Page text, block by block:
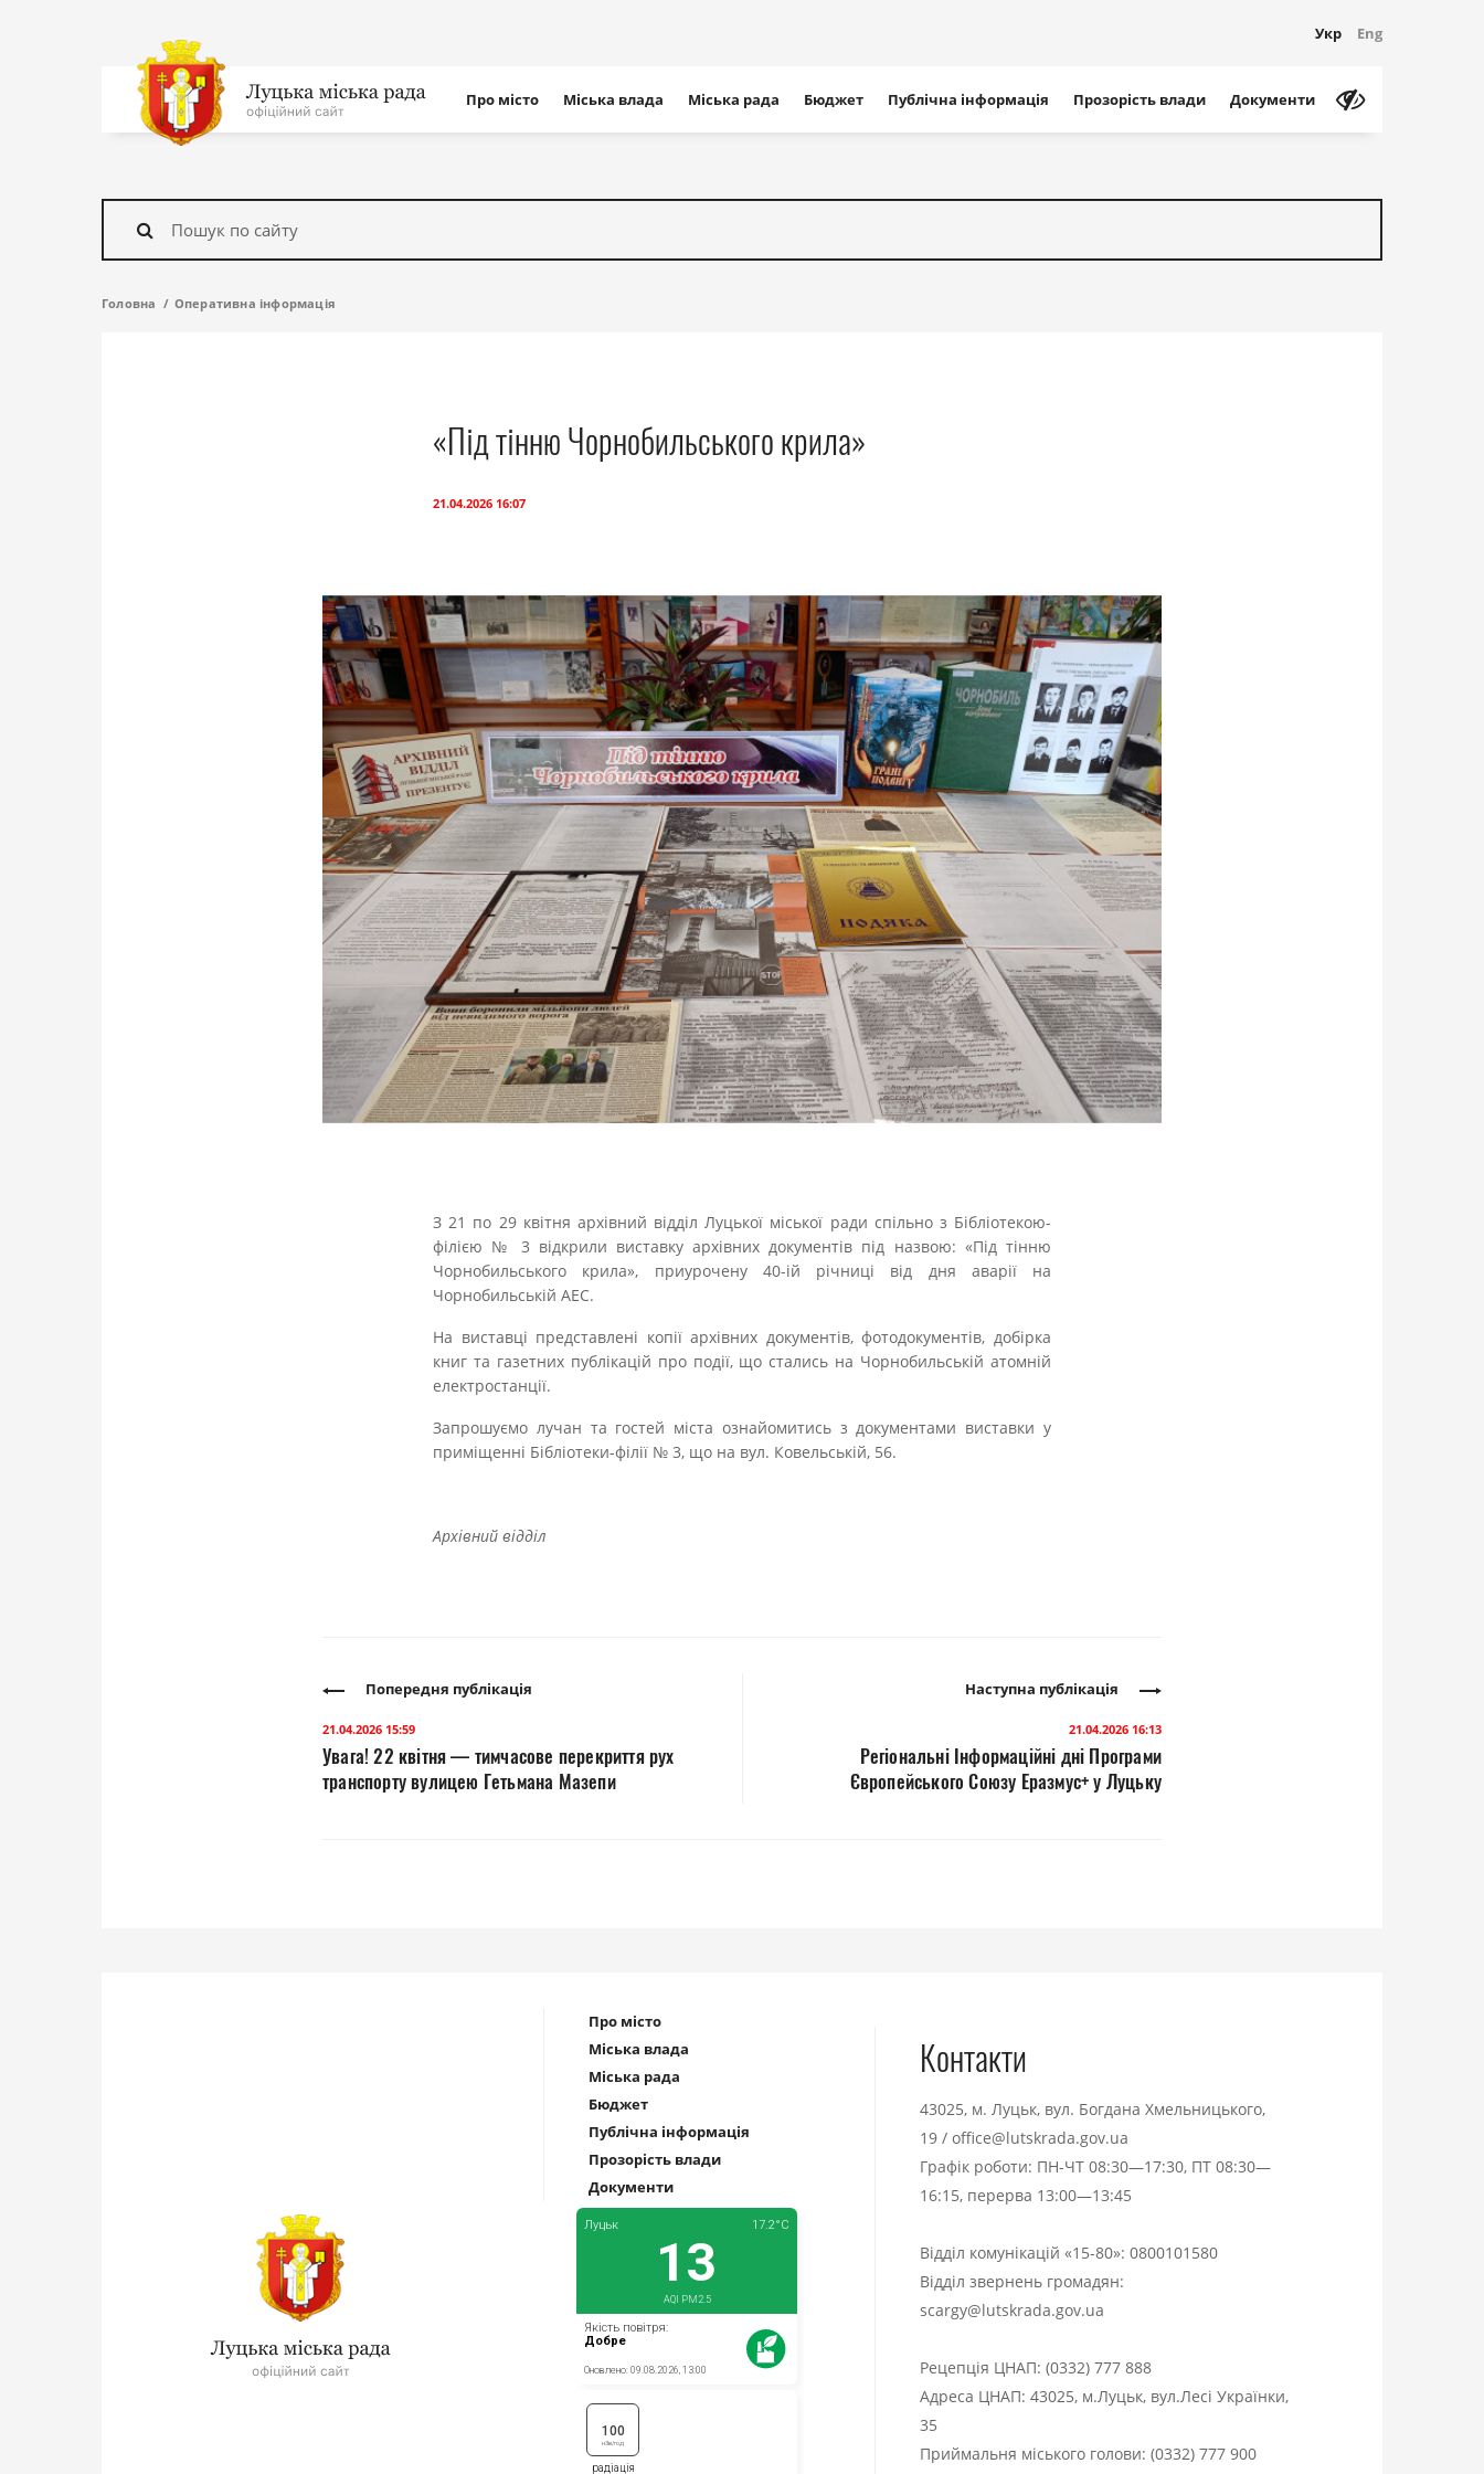
Укр Eng
На
головну
сайту
Про місто Міська влада Міська рада Бюджет Публічна інформація Прозорість влади Документи
Знайти
Головна Оперативна інформація
«Під тінню Чорнобильського крила»
21.04.2026 16:07
З 21 по 29 квітня архівний відділ Луцької міської ради спільно з Бібліотекою-
філією № 3 відкрили виставку архівних документів під назвою: «Під тінню
Чорнобильського крила», приурочену 40-ій річниці від дня аварії на
Чорнобильській АЕС.
На виставці представлені копії архівних документів, фотодокументів, добірка
книг та газетних публікацій про події, що стались на Чорнобильській атомній
електростанції.
Запрошуємо лучан та гостей міста ознайомитись з документами виставки у
приміщенні Бібліотеки-філії № 3, що на вул. Ковельській, 56.
Архівний відділ
Попередня публікація
21.04.2026 15:59
Увага! 22 квітня — тимчасове перекриття рух
транспорту вулицею Гетьмана Мазепи
Наступна публікація
21.04.2026 16:13
Регіональні Інформаційні дні Програми
Європейського Союзу Еразмус+ у Луцьку
Про місто
Міська влада
Міська рада
Бюджет
Публічна інформація
Прозорість влади
Документи
Контакти
43025, м. Луцьк, вул. Богдана Хмельницького,
19 / office@lutskrada.gov.ua
Графік роботи: ПН-ЧТ 08:30—17:30, ПТ 08:30—
16:15, перерва 13:00—13:45
Відділ комунікацій «15-80»: 0800101580
Відділ звернень громадян:
scargy@lutskrada.gov.ua
Рецепція ЦНАП: (0332) 777 888
Адреса ЦНАП: 43025, м.Луцьк, вул.Лесі Українки,
35
Приймальня міського голови: (0332) 777 900